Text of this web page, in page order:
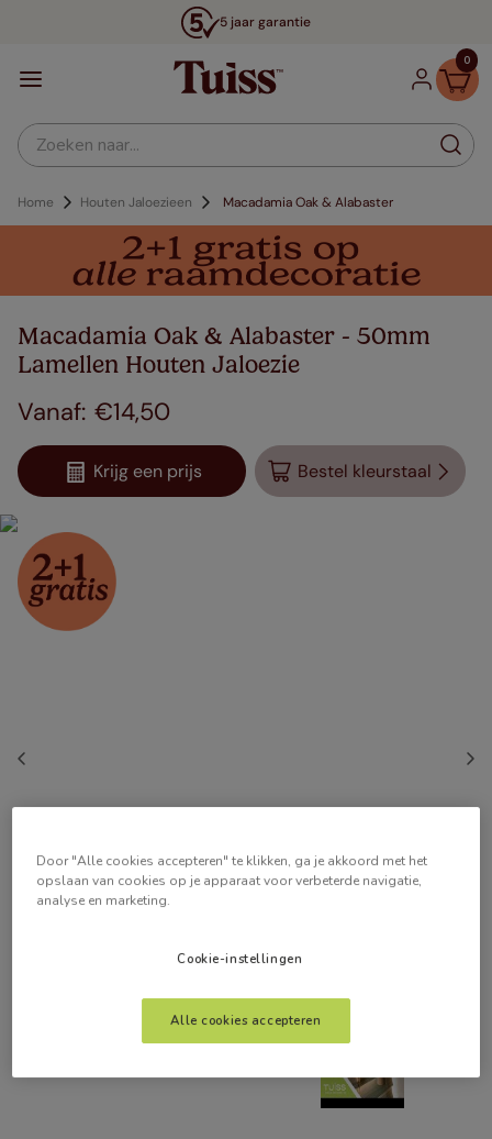
5 jaar garantie
0
Zoeken naar...
Home Houten Jaloezieen Macadamia Oak & Alabaster
Macadamia Oak & Alabaster - 50mm
Lamellen Houten Jaloezie
€14,50
Krijg een prijs Bestel kleurstaal
Door "Alle cookies accepteren" te klikken, ga je akkoord met het
opslaan van cookies op je apparaat voor verbeterde navigatie,
analyse en marketing.
Cookie-instellingen
Alle cookies accepteren